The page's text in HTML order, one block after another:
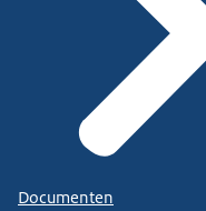
Documenten